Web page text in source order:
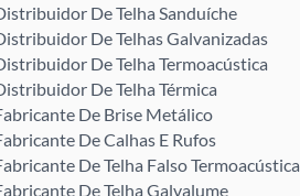
De Telha Sanduíche
De Telhas Galvanizadas
De Telha Termoacústica
De Telha Térmica
De Brise Metálico
De Calhas E Rufos
De Telha Falso Termoacústica
De Telha Galvalume